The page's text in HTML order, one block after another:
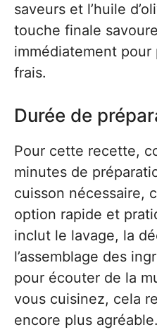
saveurs et l’huile
touche finale
immédiatement
frais.
Durée de
Pour cette recette,
minutes de
cuisson nécessaire,
option rapide et
inclut le lavage, la
l’assemblage des
pour écouter de la
vous cuisinez, cela
encore plus agréable.